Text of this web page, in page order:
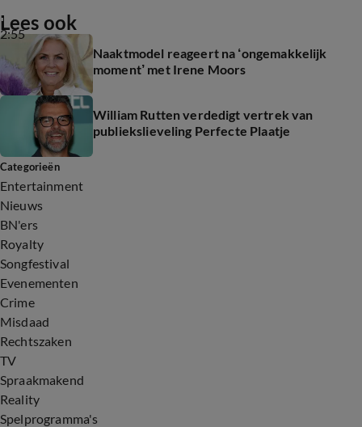
2:55
Lees ook
Naaktmodel reageert na ‘ongemakkelijk
moment’ met Irene Moors
William Rutten verdedigt vertrek van
publiekslieveling Perfecte Plaatje
Categorieën
Entertainment
Nieuws
BN'ers
Royalty
Songfestival
Evenementen
Crime
Misdaad
Rechtszaken
TV
Spraakmakend
Reality
Spelprogramma's